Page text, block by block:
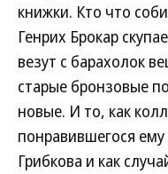
книжки. Кто что
Генрих Брокар
везут с барахолок
старые бронзовые
новые. И то, как
понравившегося ему
Грибкова и как